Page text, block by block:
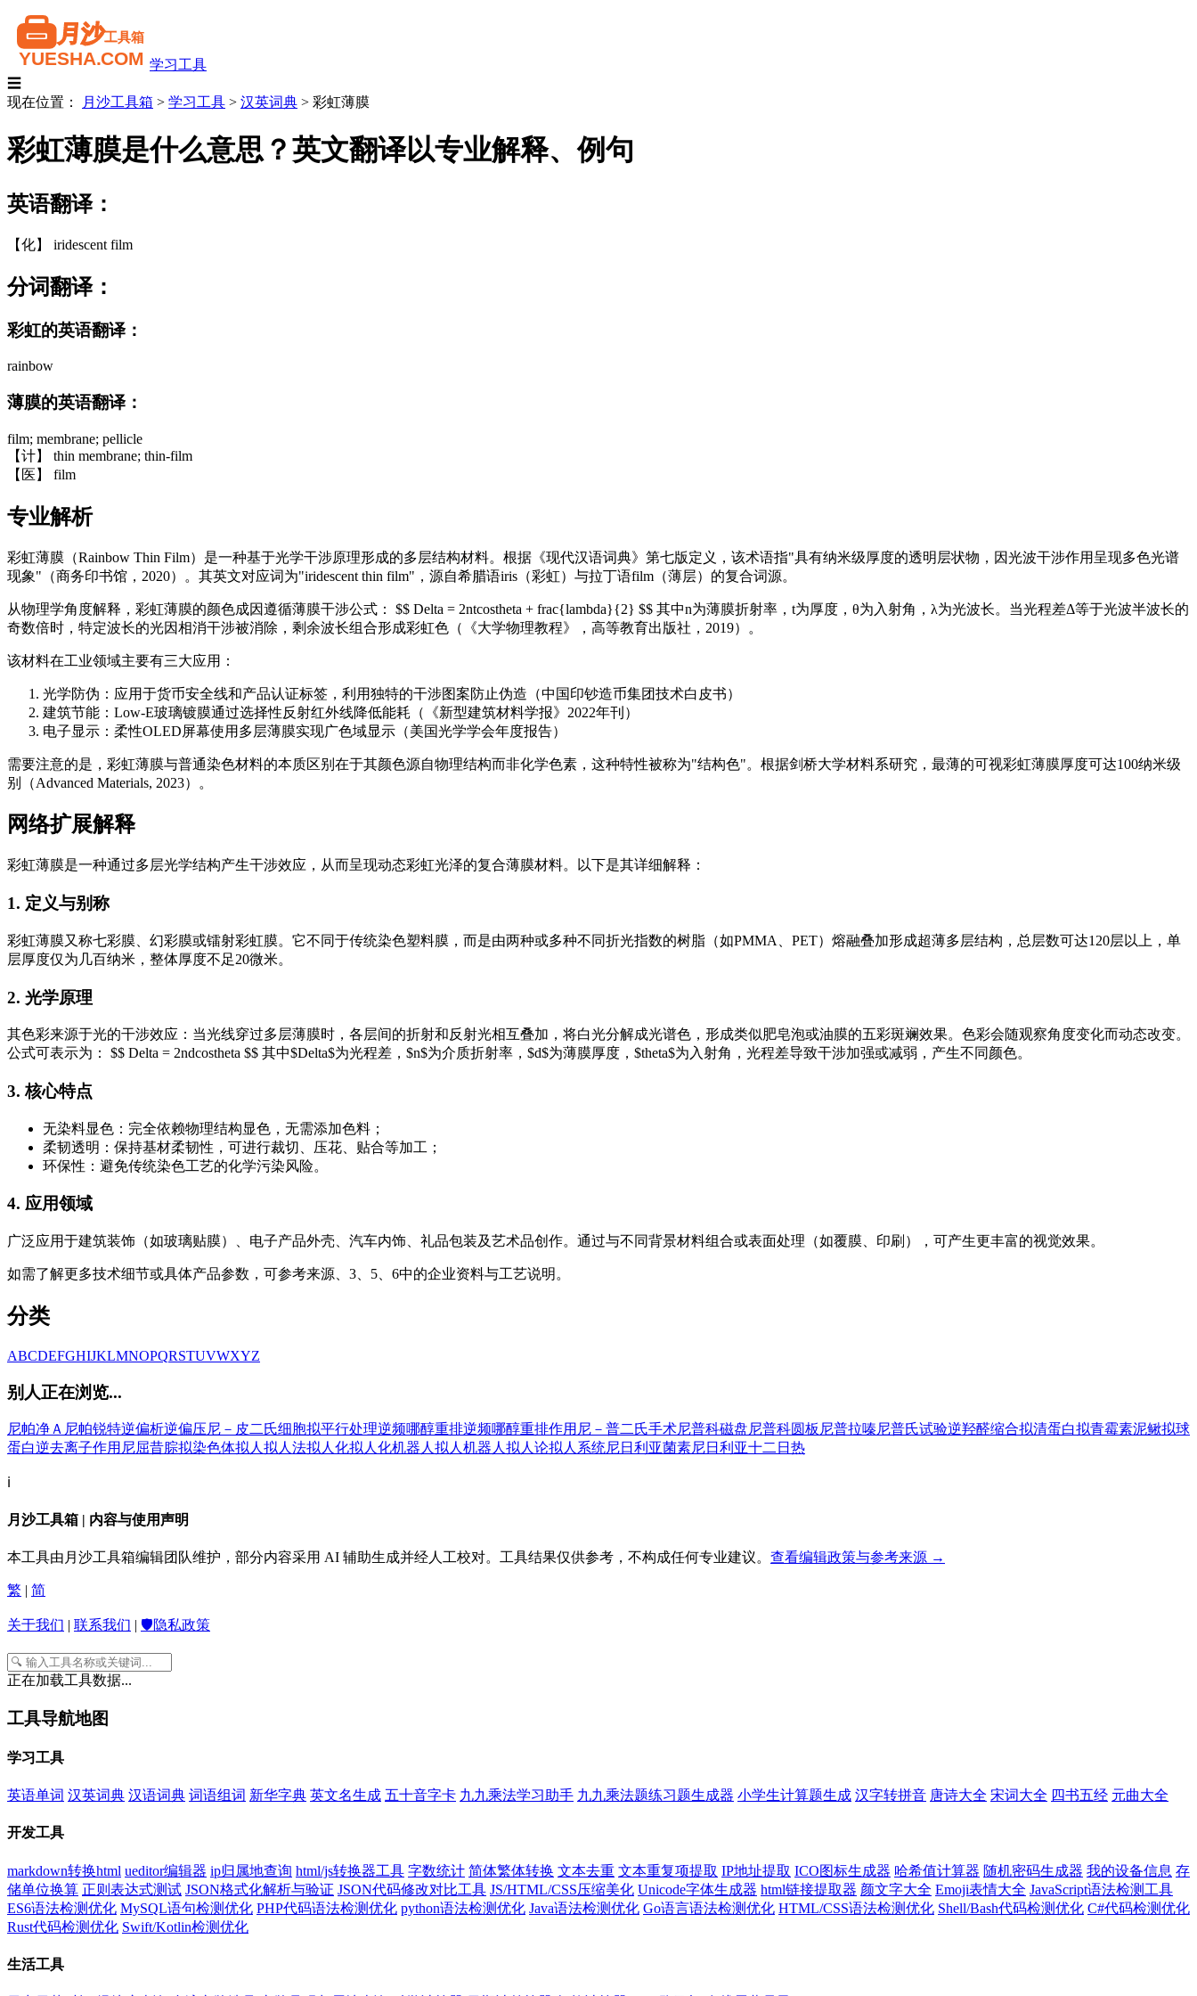
学习工具
☰
现在位置：
月沙工具箱 > 学习工具 > 汉英词典 > 彩虹薄膜
彩虹薄膜是什么意思？英文翻译以专业解释、例句
英语翻译：
【化】 iridescent film
分词翻译：
彩虹的英语翻译：
rainbow
薄膜的英语翻译：
film; membrane; pellicle
【计】 thin membrane; thin-film
【医】 film
专业解析
彩虹薄膜（Rainbow Thin Film）是一种基于光学干涉原理形成的多层结构材料。根据《现代汉语词典》第七版定义，该术语指"具有纳米级厚度的透明层状物，因光波干涉作用呈现多色光谱
现象"（商务印书馆，2020）。其英文对应词为"iridescent thin film"，源自希腊语iris（彩虹）与拉丁语film（薄层）的复合词源。
从物理学角度解释，彩虹薄膜的颜色成因遵循薄膜干涉公式： $$ Delta = 2ntcostheta + frac{lambda}{2} $$ 其中n为薄膜折射率，t为厚度，θ为入射角，λ为光波长。当光程差Δ等于光波半波长的
奇数倍时，特定波长的光因相消干涉被消除，剩余波长组合形成彩虹色（《大学物理教程》，高等教育出版社，2019）。
该材料在工业领域主要有三大应用：
光学防伪：应用于货币安全线和产品认证标签，利用独特的干涉图案防止伪造（中国印钞造币集团技术白皮书）
建筑节能：Low-E玻璃镀膜通过选择性反射红外线降低能耗（《新型建筑材料学报》2022年刊）
电子显示：柔性OLED屏幕使用多层薄膜实现广色域显示（美国光学学会年度报告）
需要注意的是，彩虹薄膜与普通染色材料的本质区别在于其颜色源自物理结构而非化学色素，这种特性被称为"结构色"。根据剑桥大学材料系研究，最薄的可视彩虹薄膜厚度可达100纳米级
别（Advanced Materials, 2023）。
网络扩展解释
彩虹薄膜是一种通过多层光学结构产生干涉效应，从而呈现动态彩虹光泽的复合薄膜材料。以下是其详细解释：
1. 定义与别称
彩虹薄膜又称七彩膜、幻彩膜或镭射彩虹膜。它不同于传统染色塑料膜，而是由两种或多种不同折光指数的树脂（如PMMA、PET）熔融叠加形成超薄多层结构，总层数可达120层以上，单
层厚度仅为几百纳米，整体厚度不足20微米。
2. 光学原理
其色彩来源于光的干涉效应：当光线穿过多层薄膜时，各层间的折射和反射光相互叠加，将白光分解成光谱色，形成类似肥皂泡或油膜的五彩斑斓效果。色彩会随观察角度变化而动态改变。
公式可表示为： $$ Delta = 2ndcostheta $$ 其中$Delta$为光程差，$n$为介质折射率，$d$为薄膜厚度，$theta$为入射角，光程差导致干涉加强或减弱，产生不同颜色。
3. 核心特点
无染料显色：完全依赖物理结构显色，无需添加色料；
柔韧透明：保持基材柔韧性，可进行裁切、压花、贴合等加工；
环保性：避免传统染色工艺的化学污染风险。
4. 应用领域
广泛应用于建筑装饰（如玻璃贴膜）、电子产品外壳、汽车内饰、礼品包装及艺术品创作。通过与不同背景材料组合或表面处理（如覆膜、印刷），可产生更丰富的视觉效果。
如需了解更多技术细节或具体产品参数，可参考来源、3、5、6中的企业资料与工艺说明。
分类
ABCDEFGHIJKLMNOPQRSTUVWXYZ
别人正在浏览...
尼帕净Ａ 尼帕锐特逆偏析逆偏压尼－皮二氏细胞拟平行处理逆频哪醇重排逆频哪醇重排作用 尼－普二氏手术尼普科磁盘尼普科圆板 尼普拉嗪尼普氏试验逆羟醛缩合拟清蛋白拟青霉素泥鳅拟球
蛋白逆去离子作用 尼屈昔腙拟染色体拟人 拟人法拟人化拟人化机器人 拟人机器人 拟人论拟人系统尼日利亚菌素尼日利亚十二日热
ℹ️
月沙工具箱 | 内容与使用声明
本工具由月沙工具箱编辑团队维护，部分内容采用 AI 辅助生成并经人工校对。工具结果仅供参考，不构成任何专业建议。 查看编辑政策与参考来源 →
繁 | 简
关于我们 | 联系我们 | 🛡️隐私政策
正在加载工具数据...
工具导航地图
学习工具
英语单词 汉英词典 汉语词典 词语组词 新华字典 英文名生成 五十音字卡 九九乘法学习助手 九九乘法题练习题生成器 小学生计算题生成 汉字转拼音 唐诗大全 宋词大全 四书五经 元曲大全
开发工具
markdown转换html ueditor编辑器 ip归属地查询 html/js转换器工具 字数统计 简体繁体转换 文本去重 文本重复项提取 IP地址提取 ICO图标生成器 哈希值计算器 随机密码生成器 我的设备信息 存
储单位换算 正则表达式测试 JSON格式化解析与验证 JSON代码修改对比工具 JS/HTML/CSS压缩美化 Unicode字体生成器 html链接提取器 颜文字大全 Emoji表情大全 JavaScript语法检测工具
ES6语法检测优化 MySQL语句检测优化 PHP代码语法检测优化 python语法检测优化 Java语法检测优化 Go语言语法检测优化 HTML/CSS语法检测优化 Shell/Bash代码检测优化 C#代码检测优化
Rust代码检测优化 Swift/Kotlin检测优化
生活工具